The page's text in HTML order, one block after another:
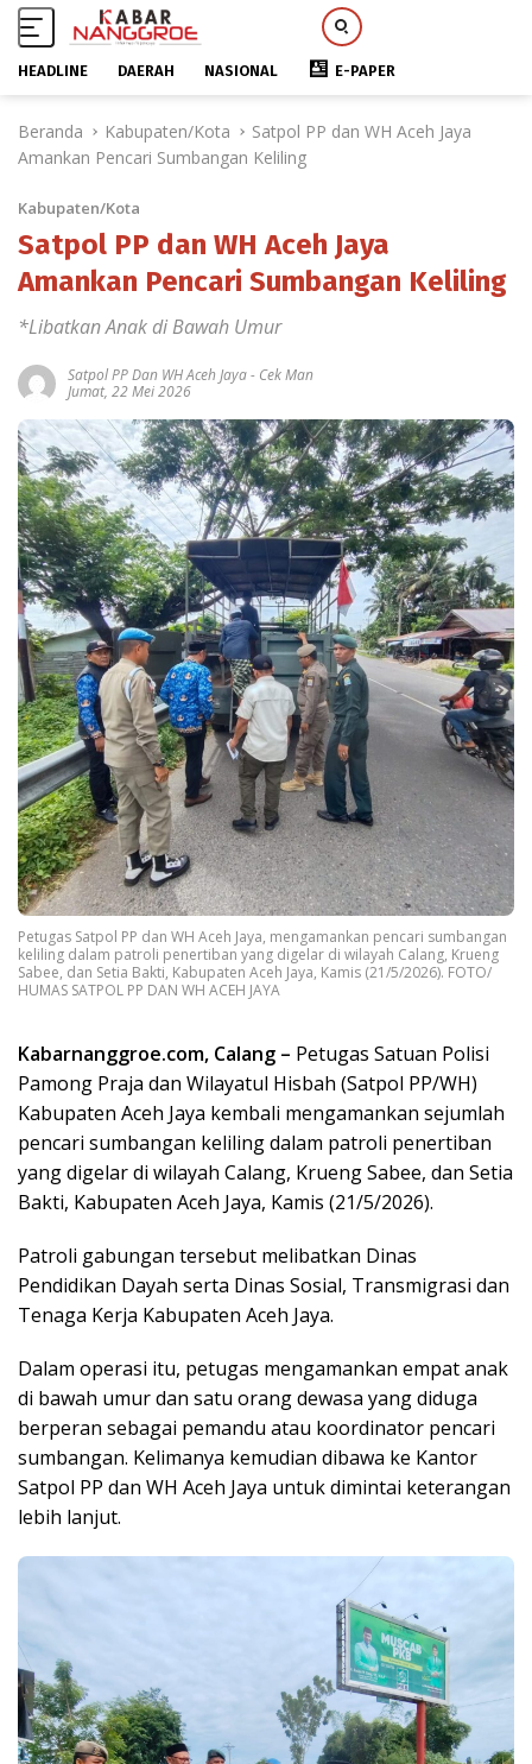
HEADLINE DAERAH NASIONAL E-PAPER
Beranda Kabupaten/Kota
Satpol PP dan WH Aceh Jaya
Amankan Pencari Sumbangan Keliling
Kabupaten/Kota
Satpol PP dan WH Aceh Jaya
Amankan Pencari Sumbangan Keliling
*Libatkan Anak di Bawah Umur
Satpol PP Dan WH Aceh Jaya- Cek Man
Jumat, 22 Mei 2026
Petugas Satpol PP dan WH Aceh Jaya, mengamankan pencari sumbangan
keliling dalam patroli penertiban yang digelar di wilayah Calang, Krueng
Sabee, dan Setia Bakti, Kabupaten Aceh Jaya, Kamis (21/5/2026). FOTO/
HUMAS SATPOL PP DAN WH ACEH JAYA
Kabarnanggroe.com, Calang – Petugas Satuan Polisi
Pamong Praja dan Wilayatul Hisbah (Satpol PP/WH)
Kabupaten Aceh Jaya kembali mengamankan sejumlah
pencari sumbangan keliling dalam patroli penertiban
yang digelar di wilayah Calang, Krueng Sabee, dan Setia
Bakti, Kabupaten Aceh Jaya, Kamis (21/5/2026).
Patroli gabungan tersebut melibatkan Dinas
Pendidikan Dayah serta Dinas Sosial, Transmigrasi dan
Tenaga Kerja Kabupaten Aceh Jaya.
Dalam operasi itu, petugas mengamankan empat anak
di bawah umur dan satu orang dewasa yang diduga
berperan sebagai pemandu atau koordinator pencari
sumbangan. Kelimanya kemudian dibawa ke Kantor
Satpol PP dan WH Aceh Jaya untuk dimintai keterangan
lebih lanjut.